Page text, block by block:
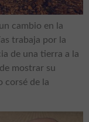
cambio en la
trabaja por la
de una tierra a la
mostrar su
corsé de la